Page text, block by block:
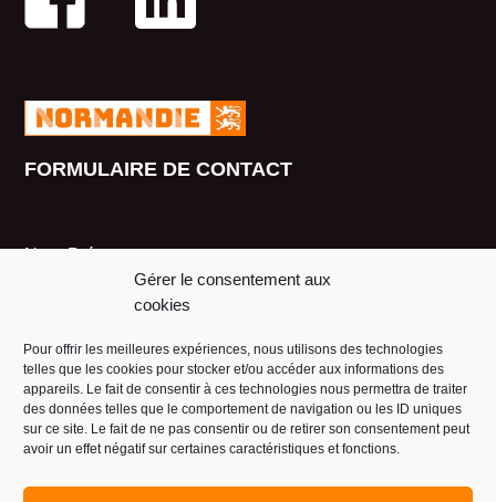
Gérer le consentement aux
cookies
Pour offrir les meilleures expériences, nous utilisons des technologies
telles que les cookies pour stocker et/ou accéder aux informations des
appareils. Le fait de consentir à ces technologies nous permettra de traiter
des données telles que le comportement de navigation ou les ID uniques
sur ce site. Le fait de ne pas consentir ou de retirer son consentement peut
avoir un effet négatif sur certaines caractéristiques et fonctions.
FORMULAIRE DE CONTACT
Nom-Prénom
Mail
Téléphone